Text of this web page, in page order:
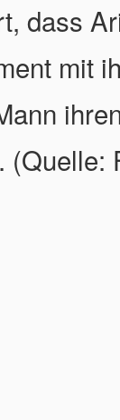
dass
mit
(Quelle: